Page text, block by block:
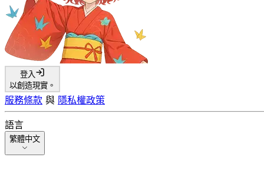
登入
以創造現實。
服務條款 與 隱私權政策
語言
繁體中文